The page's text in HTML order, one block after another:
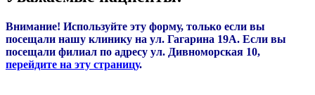
Внимание! Используйте эту форму, только если вы
посещали нашу клинику на ул. Гагарина 19А. Если вы
посещали филиал по адресу ул. Дивноморская 10,
перейдите на эту страницу.